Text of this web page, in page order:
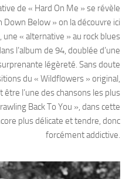
de « Hard On Me » se révèle
Down Below » on la découvre ici
« alternative » au rock blues
l’album de 94, doublée d’une
légèreté. Sans doute
du « Wildflowers » original,
l’une des chansons les plus
Back To You », dans cette
plus délicate et tendre, donc
forcément addictive.